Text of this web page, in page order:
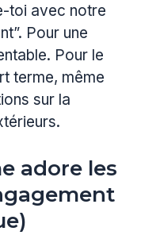
toi avec notre
Pour une
Pour le
terme, même
sur la
adore les